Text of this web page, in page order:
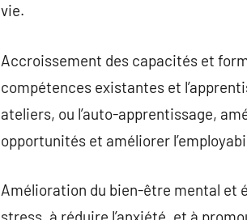
vie.
Accroissement des capacités et
compétences existantes et
ateliers, ou l’auto-apprentissage,
opportunités et améliorer
Amélioration du bien-être mental et